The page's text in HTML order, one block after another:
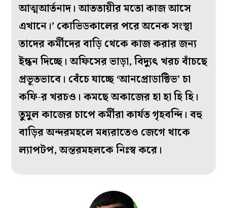
আত্মআর্তনাদ। আততায়ীর মতো কাজ আসে
এখানে।’ কোভিডকালের পরে অনেক সংস্থা
তাদের কর্মীদের বাড়ি থেকে কাজ করার জন্য
ইন্ধন দিচ্ছে। অফিসের ভাড়া, বিদ্যুৎ খরচ বাঁচছে
প্রভূতভাবে। বেঁচে যাচ্ছে ‘আনপ্রোডাক্টিভ’ চা
কফি-র খরচও। কমছে অকাজের হা হা হি হি।
তুমুল কাজের চাপে কর্মীরা কার্যত গৃহবন্দি। বহু
বাড়ির অন্দরমহলে মধ্যরাতেও জেগে থাকে
ল্যাপটপ, অন্তরমহলকে নিঃস্ব করে।